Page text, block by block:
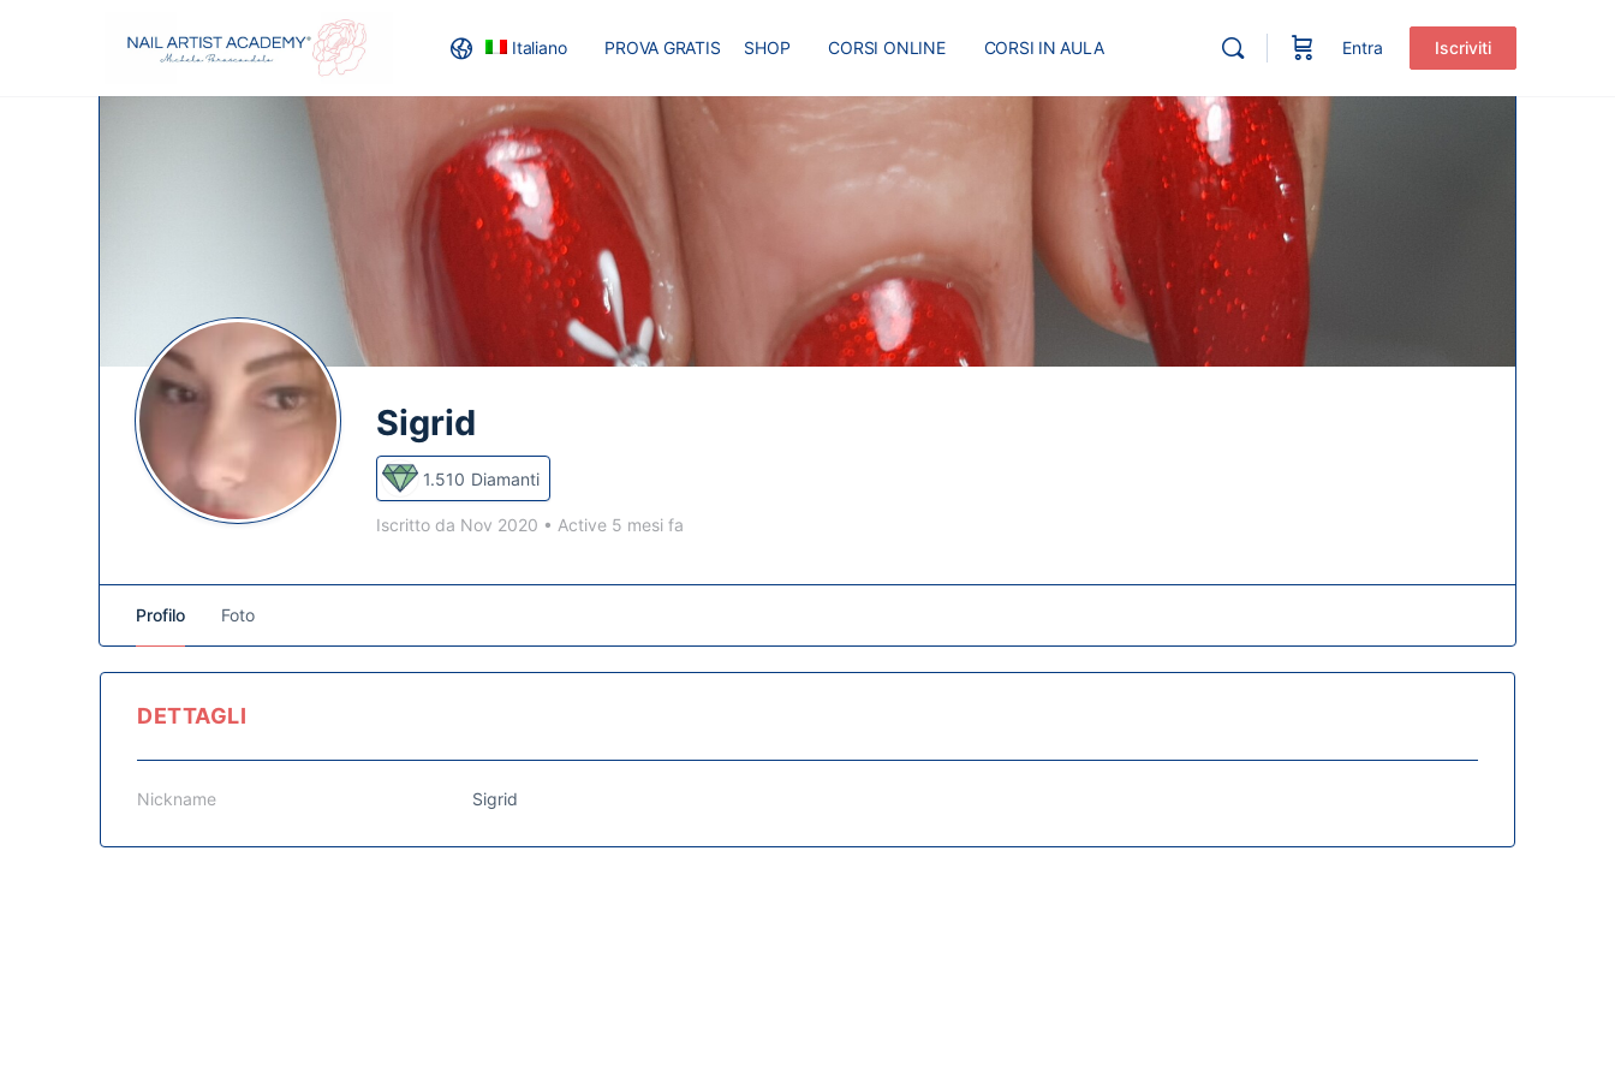
Italiano PROVA GRATIS SHOP CORSI ONLINE CORSI IN AULA
RECENSIONI MASTER
Entra Iscriviti
Sigrid
1.510 Diamanti
Iscritto da Nov 2020 • Active 5 mesi fa
Profilo Foto
DETTAGLI
Nickname Sigrid